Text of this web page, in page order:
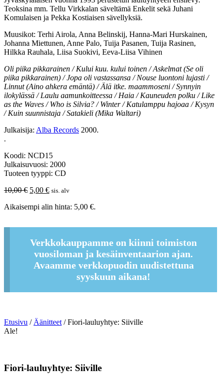
Teoksina mm. Tellu Virkkalan säveltämä Enkelit sekä Juhani
Komulaisen ja Pekka Kostiaisen sävellyksiä.
Muusikot: Terhi Airola, Anna Belinskij, Hanna-Mari Hurskainen,
Johanna Miettunen, Anne Palo, Tuija Pasanen, Tuija Rasinen,
Hilkka Rauhala, Liisa Suokivi, Eeva-Liisa Vihinen
Oli piika pikkarainen / Kului kuu. kului toinen / Askelmat (Se oli
piika pikkarainen) / Jopa oli vastassansa / Nouse luontoni lujasti /
Linnut (Aino ahkera emäntä) / Älä itke. maammoseni / Synnyin
ilokylässä / Laulu aamunkoitteessa / Haia / Kauneuden polku / Like
as the Waves / Who is Silvia? / Winter / Katulamppu hajoaa / Kysyn
/ Kuin suunnistaja / Satakieli (Mika Waltari)
Julkaisija: Alba Records 2000.
.
Koodi: NCD15
Julkaisuvuosi: 2000
Tuoteen tyyppi: CD
10,00€ Alkuperäinen
oli:
5,00 €Nykyinen
on:
sis. alv
Aikaisempi alin hinta: 5,00 €.
Verkkokauppamme on kiinni toimiston
vuosiloman ja kesäinventaarion ajan.
Avaamme verkkopuodin uudistettuna
syyskuun aikana!
Etusivu /Äänitteet/ Fiori-lauluyhtye: Siiville
Ale!
Fiori-lauluyhtye: Siiville